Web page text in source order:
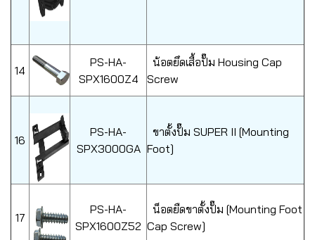
14
PS-HA-
SPX1600Z4
น้อตยึดเสื้อปั๊ม Housing Cap
Screw
16
PS-HA-
SPX3000GA
ขาตั้งปั๊ม SUPER II [Mounting
Foot]
17
PS-HA-
SPX1600Z52
น็อตยืดขาตั้งปั๊ม [Mounting Foot
Cap Screw]